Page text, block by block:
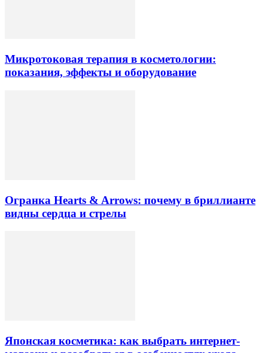
Микротоковая терапия в косметологии:
показания, эффекты и оборудование
Огранка Hearts & Arrows: почему в бриллианте
видны сердца и стрелы
Японская косметика: как выбрать интернет-